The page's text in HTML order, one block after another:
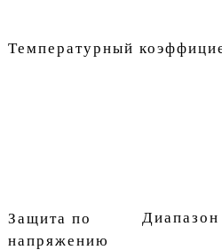
Температурный
Защита по
напряжению
Диапазон